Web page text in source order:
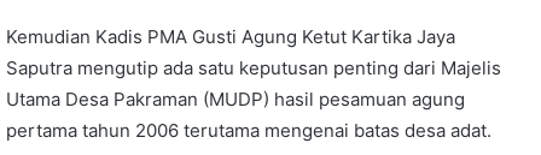
Kemudian Kadis PMA Gusti Agung Ketut Kartika Jaya
Saputra mengutip ada satu keputusan penting dari Majelis
Utama Desa Pakraman (MUDP) hasil pesamuan agung
pertama tahun 2006 terutama mengenai batas desa adat.